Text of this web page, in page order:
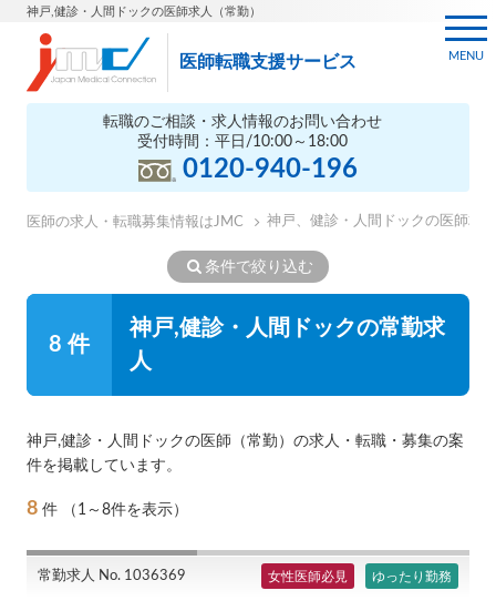
神戸,健診・人間ドックの医師求人（常勤）
医師転職支援サービス
転職のご相談・求人情報のお問い合わせ
受付時間：平日/10:00～18:00
0120-940-196
MENU
医師の求人・転職募集情報はJMC 神戸、健診・人間ドックの医師求人
条件で絞り込む
8 件
神戸,健診・人間ドックの常勤求
人
神戸,健診・人間ドックの医師（常勤）の求人・転職・募集の案
件を掲載しています。
8 件 （1～8件を表示）
常勤求人 No. 1036369 女性医師必見 ゆったり勤務